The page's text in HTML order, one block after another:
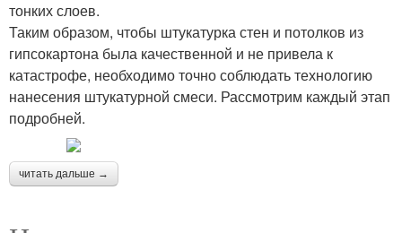
тонких слоев.
Таким образом, чтобы штукатурка стен и потолков из
гипсокартона была качественной и не привела к
катастрофе, необходимо точно соблюдать технологию
нанесения штукатурной смеси. Рассмотрим каждый этап
подробней.
читать дальше →